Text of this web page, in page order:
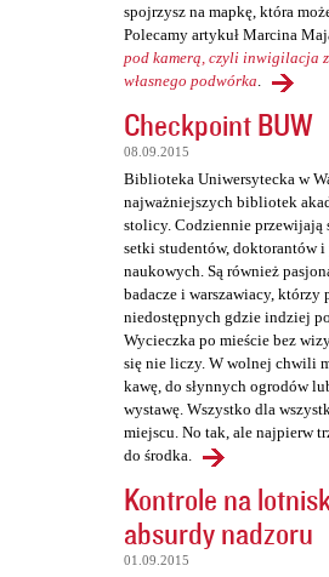
spojrzysz na mapkę, która
Polecamy artykuł Marcina
pod kamerą, czyli inwigilacja
własnego podwórka.
Checkpoint BUW
08.09.2015
Biblioteka Uniwersytecka w
najważniejszych bibliotek
stolicy. Codziennie przewijają
setki studentów, doktorantów
naukowych. Są również
badacze i warszawiacy, którzy
niedostępnych gdzie indziej
Wycieczka po mieście bez
się nie liczy. W wolnej chwili
kawę, do słynnych ogrodów
wystawę. Wszystko dla
miejscu. No tak, ale najpierw
do środka.
Kontrole na
absurdy nadzoru
01.09.2015